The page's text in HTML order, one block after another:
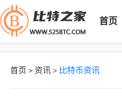
首页
首页 > 资讯 > 比特币资讯